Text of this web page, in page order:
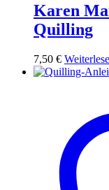
Karen
Quilling
7,50 €